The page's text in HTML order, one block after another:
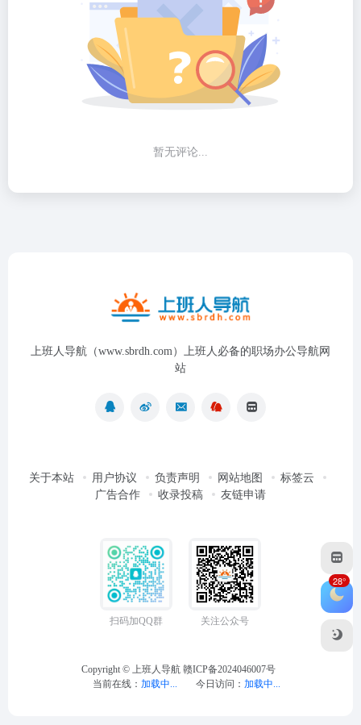
暂无评论...
上班人导航（www.sbrdh.com）上班人必备的职场办公导航网
站
关于本站 用户协议 负责声明 网站地图
标签云
广告合作
收录投稿 友链申请
扫码加QQ群 关注公众号
Copyright © 上班人导航 赣ICP备2024046007号
当前在线： 加载中... 今日访问： 加载中...
28°